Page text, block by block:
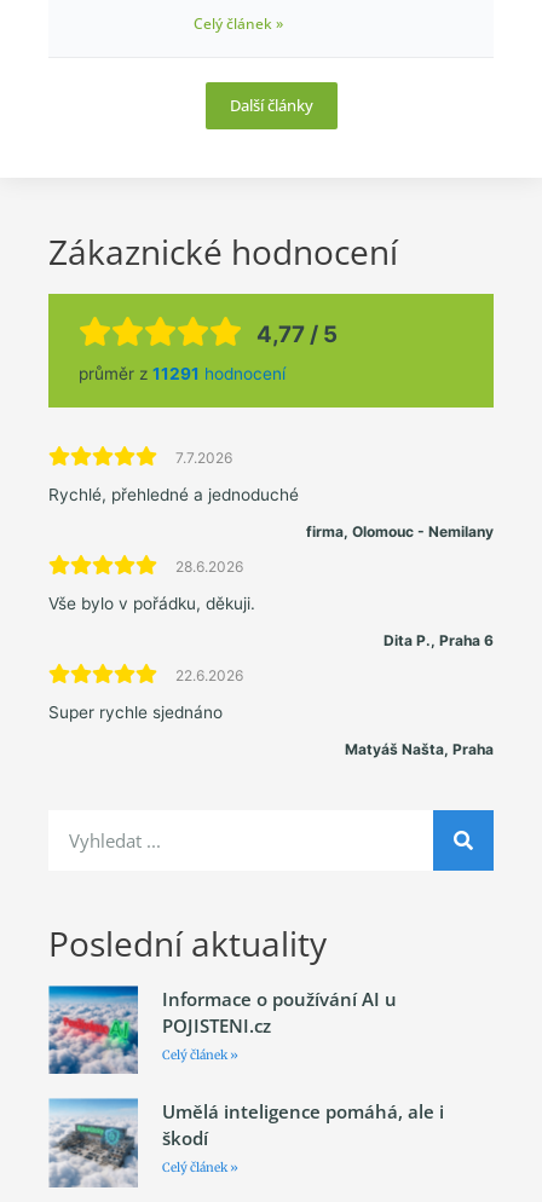
Celý článek »
Další články
Zákaznické hodnocení
4,77 / 5
průměr z 11291 hodnocení
7.7.2026
Rychlé, přehledné a jednoduché
firma, Olomouc - Nemilany
28.6.2026
Vše bylo v pořádku, děkuji.
Dita P., Praha 6
22.6.2026
Super rychle sjednáno
Matyáš Našta, Praha
Poslední aktuality
Informace o používání AI u
POJISTENI.cz
Celý článek »
Umělá inteligence pomáhá, ale i
škodí
Celý článek »